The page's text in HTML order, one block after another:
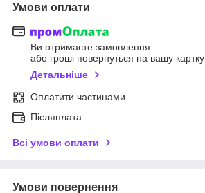
Умови оплати
Ви отримаєте замовлення
або гроші повернуться на вашу картку
Детальніше
Оплатити частинами
Післяплата
Всі умови оплати
Умови повернення